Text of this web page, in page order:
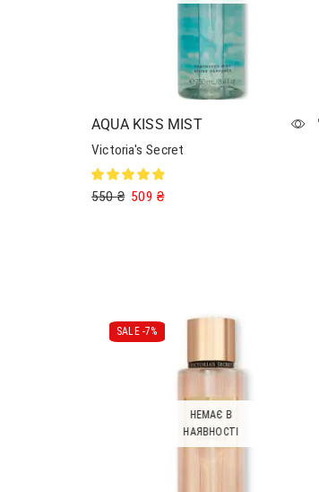
AQUA KISS MIST
Victoria's Secret
550₴ 509₴
SALE -7%
НЕМАЄ В
НАЯВНОСТІ